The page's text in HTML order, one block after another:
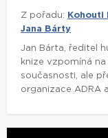
Z pořadu:
Jana Bárty
Jan Bárta, ředitel
knize vzpomíná
současnosti, ale
organizace ADRA